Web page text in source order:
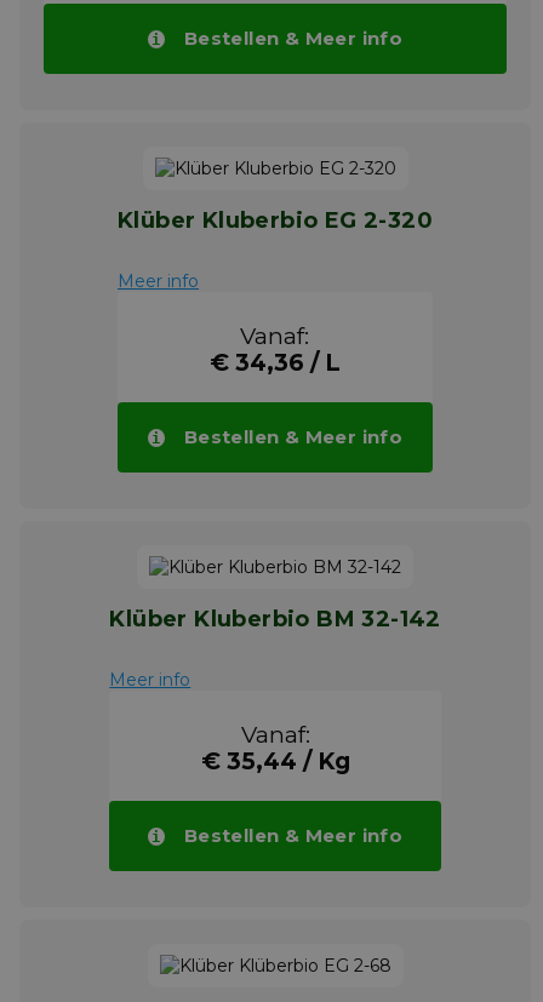
een goed draagvermogen vereisen, zoals bij
lagesnelheidsglijlagers, geleiderails en open
Bestellen & Meer info
Klüber Kluberbio EG 2-320
Meer info
Vanaf:
€ 34,36 / L
Bestellen & Meer info
Klüber Kluberbio BM 32-142
Meer info
Vanaf:
€ 35,44 / Kg
Bestellen & Meer info